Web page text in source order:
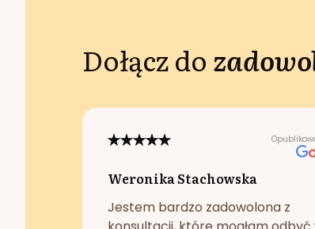
Dołącz do
Weronika Stachowska
Jestem bardzo zadowolona z